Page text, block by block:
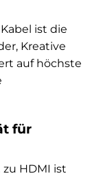
ist die
Kreative
auf höchste
für
zu HDMI ist